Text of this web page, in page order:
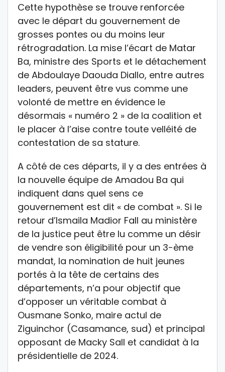
Cette hypothèse se trouve renforcée
avec le départ du gouvernement de
grosses pontes ou du moins leur
rétrogradation. La mise l’écart de Matar
Ba, ministre des Sports et le détachement
de Abdoulaye Daouda Diallo, entre autres
leaders, peuvent être vus comme une
volonté de mettre en évidence le
désormais « numéro 2 » de la coalition et
le placer à l’aise contre toute velléité de
contestation de sa stature.
A côté de ces départs, il y a des entrées à
la nouvelle équipe de Amadou Ba qui
indiquent dans quel sens ce
gouvernement est dit « de combat ». Si le
retour d’Ismaila Madior Fall au ministère
de la justice peut être lu comme un désir
de vendre son éligibilité pour un 3-ème
mandat, la nomination de huit jeunes
portés à la tête de certains des
départements, n’a pour objectif que
d’opposer un véritable combat à
Ousmane Sonko, maire actul de
Ziguinchor (Casamance, sud) et principal
opposant de Macky Sall et candidat à la
présidentielle de 2024.